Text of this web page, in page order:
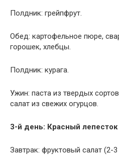
Полдник: грейпфрут.
Обед: картофельное пюре,
горошек, хлебцы.
Полдник: курага.
Ужин: паста из твердых
салат из свежих огурцов.
3-й день: Красный
Завтрак: фруктовый салат (2-